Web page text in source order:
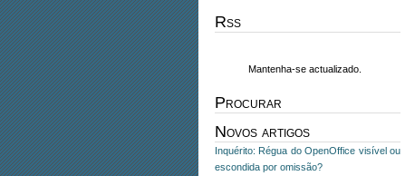
Rss
Mantenha-se actualizado.
Procurar
Novos artigos
Inquérito: Régua do OpenOffice visível ou
escondida por omissão?